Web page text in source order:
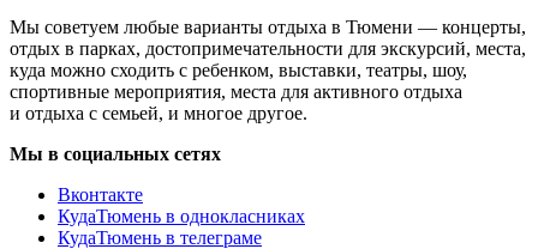
Мы советуем любые варианты отдыха в Тюмени — концерты,
отдых в парках, достопримечательности для экскурсий, места,
куда можно сходить с ребенком, выставки, театры, шоу,
спортивные мероприятия, места для активного отдыха
и отдыха с семьей, и многое другое.
Мы в социальных сетях
Вконтакте
КудаТюмень в однокласниках
КудаТюмень в телеграме